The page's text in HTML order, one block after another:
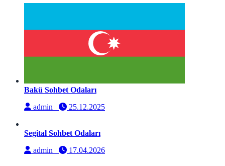
Bakü Sohbet Odaları
admin
25.12.2025
Segital Sohbet Odaları
admin
17.04.2026